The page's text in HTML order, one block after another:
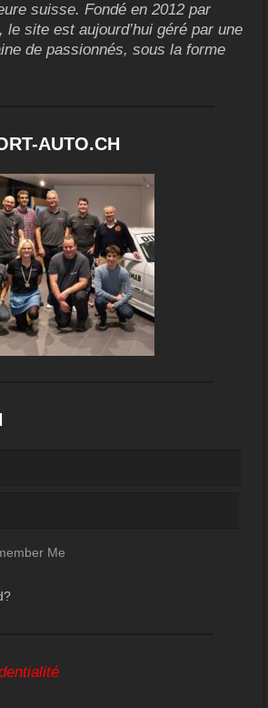
suisse. Fondé en 2012 par
le site est aujourd’hui géré par une
de passionnés, sous la forme
AUTO.CH
Me